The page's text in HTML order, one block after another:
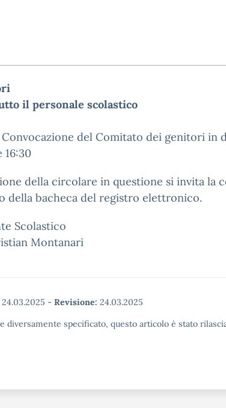
il personale scolastico
Convocazione del Comitato dei genitori in
16:30
della circolare in questione si invita la
della bacheca del registro elettronico.
Scolastico
Montanari
24.03.2025 - Revisione: 24.03.2025
diversamente specificato, questo articolo è stato